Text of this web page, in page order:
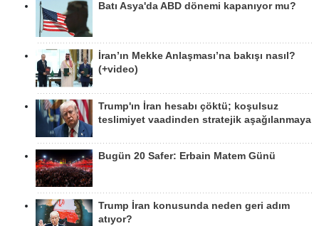
Batı Asya'da ABD dönemi kapanıyor mu?
İran’ın Mekke Anlaşması’na bakışı nasıl?
(+video)
Trump'ın İran hesabı çöktü; koşulsuz
teslimiyet vaadinden stratejik aşağılanmaya
Bugün 20 Safer: Erbain Matem Günü
Trump İran konusunda neden geri adım
atıyor?